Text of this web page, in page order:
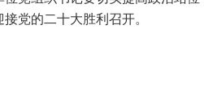
党的二十大胜利召开。